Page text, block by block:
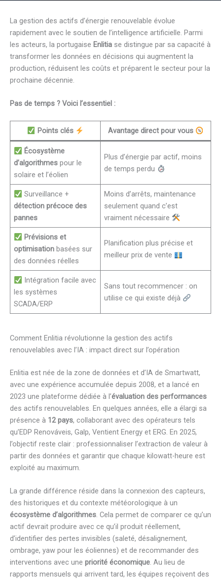
La gestion des actifs d’énergie renouvelable évolue
rapidement avec le soutien de l’intelligence artificielle. Parmi
les acteurs, la portugaise Enlitia se distingue par sa capacité à
transformer les données en décisions qui augmentent la
production, réduisent les coûts et préparent le secteur pour la
prochaine décennie.
Pas de temps ? Voici l’essentiel :
Points clés Avantage direct pour vous
Écosystème
d’algorithmes pour le
solaire et l’éolien
Plus d’énergie par actif, moins
de temps perdu
Surveillance +
détection précoce des
pannes
Moins d’arrêts, maintenance
seulement quand c’est
vraiment nécessaire
Prévisions et
optimisation basées sur
des données réelles
Planification plus précise et
meilleur prix de vente
Intégration facile avec
les systèmes
SCADA/ERP
Sans tout recommencer : on
utilise ce qui existe déjà
Comment Enlitia révolutionne la gestion des actifs
renouvelables avec l’IA : impact direct sur l’opération
Enlitia est née de la zone de données et d’IA de Smartwatt,
avec une expérience accumulée depuis 2008, et a lancé en
2023 une plateforme dédiée à l’évaluation des performances
des actifs renouvelables. En quelques années, elle a élargi sa
présence à 12 pays, collaborant avec des opérateurs tels
qu’EDP Renováveis, Galp, Ventient Energy et ERG. En 2025,
l’objectif reste clair : professionnaliser l’extraction de valeur à
partir des données et garantir que chaque kilowatt-heure est
exploité au maximum.
La grande différence réside dans la connexion des capteurs,
des historiques et du contexte météorologique à un
écosystème d’algorithmes. Cela permet de comparer ce qu’un
actif devrait produire avec ce qu’il produit réellement,
d’identifier des pertes invisibles (saleté, désalignement,
ombrage, yaw pour les éoliennes) et de recommander des
interventions avec une priorité économique. Au lieu de
rapports mensuels qui arrivent tard, les équipes reçoivent des